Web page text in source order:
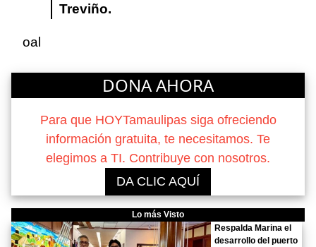
Treviño.
oal
DONA AHORA
Para que HOYTamaulipas siga ofreciendo
información gratuita, te necesitamos. Te
elegimos a TI. Contribuye con nosotros.
DA CLIC AQUÍ
Lo más Visto
Respalda Marina el
desarrollo del puerto